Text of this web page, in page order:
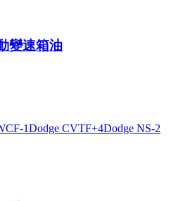
變速箱油
1Dodge CVTF+4Dodge NS-2